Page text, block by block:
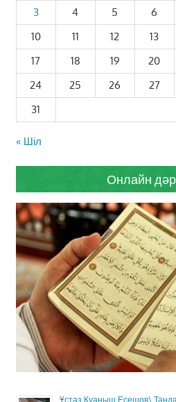
3
4 5 6
10
11 12 13
17
18 19 20
24
25 26 27
31
« Шіл
Онлайн
Ұстаз Қуаныш Есешов\